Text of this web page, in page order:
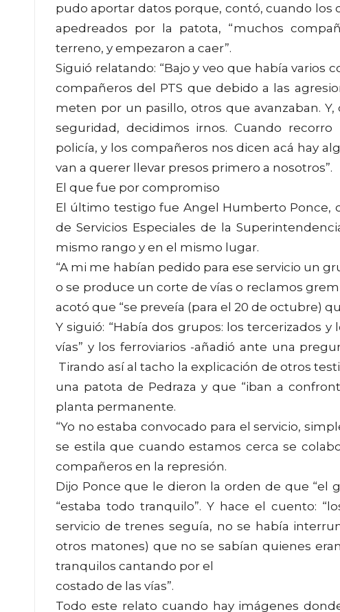
pudo aportar datos porque, contó, cuando
apedreados por la patota, “muchos
terreno, y empezaron a caer”.
Siguió relatando: “Bajo y veo que había varios
compañeros del PTS que debido a las
meten por un pasillo, otros que avanzaban.
seguridad, decidimos irnos. Cuando
policía, y los compañeros nos dicen acá hay
van a querer llevar presos primero a nosotros”.
El que fue por compromiso
El último testigo fue Angel Humberto Ponce,
de Servicios Especiales de la
mismo rango y en el mismo lugar.
“A mi me habían pedido para ese servicio un
o se produce un corte de vías o reclamos
acotó que “se preveía (para el 20 de octubre)
Y siguió: “Había dos grupos: los tercerizados
vías” y los ferroviarios -añadió ante una
Tirando así al tacho la explicación de otros
una patota de Pedraza y que “iban a
planta permanente.
“Yo no estaba convocado para el servicio,
se estila que cuando estamos cerca se
compañeros en la represión.
Dijo Ponce que le dieron la orden de que “el
“estaba todo tranquilo”. Y hace el cuento:
servicio de trenes seguía, no se había
otros matones) que no se sabían quienes
tranquilos cantando por el
costado de las vías”.
Todo este relato cuando hay imágenes